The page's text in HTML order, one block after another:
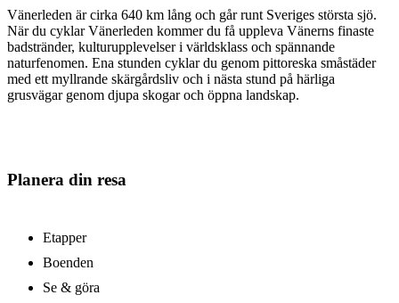
Vänerleden är cirka 640 km lång och går runt Sveriges största sjö.
När du cyklar Vänerleden kommer du få uppleva Vänerns finaste
badstränder, kulturupplevelser i världsklass och spännande
naturfenomen. Ena stunden cyklar du genom pittoreska småstäder
med ett myllrande skärgårdsliv och i nästa stund på härliga
grusvägar genom djupa skogar och öppna landskap.
Planera din resa
Etapper
Boenden
Se & göra